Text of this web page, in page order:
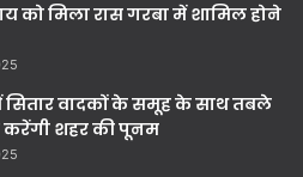
को मिला रास गरबा में शामिल होने
वादकों के समूह के साथ तबले
शहर की पूनम